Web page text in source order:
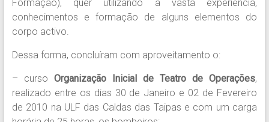
Formação), quer utilizando a vasta experiência,
conhecimentos e formação de alguns elementos do
corpo activo.
Dessa forma, concluíram com aproveitamento o:
– curso Organização Inicial de Teatro de Operações,
realizado entre os dias 30 de Janeiro e 02 de Fevereiro
de 2010 na ULF das Caldas das Taipas e com um carga